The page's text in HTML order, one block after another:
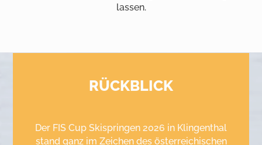
lassen.
RÜCKBLICK
Der FIS Cup Skispringen 2026 in Klingenthal
stand ganz im Zeichen des österreichischen